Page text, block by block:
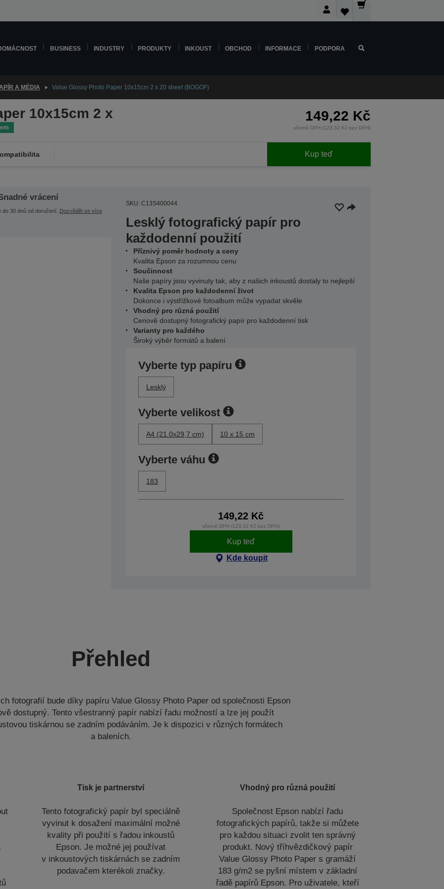
BUSINESS INDUSTRY PRODUKTY INKOUST OBCHOD INFORMACE PODPORA
A MÉDIA Value Glossy Photo Paper 10x15cm 2 x 20 sheet (BOGOF)
10x15cm 2 x
149,22 Kč
včetně DPH (123,32 Kč bez DPH)
Kup teď
vrácení
do 30 dnů od doručení. Dozvědět se více
SKU: C13S400044
Lesklý fotografický papír pro
každodenní použití
Příznivý poměr hodnoty a ceny
Kvalita Epson za rozumnou cenu
Součinnost
Naše papíry jsou vyvinuty tak, aby z našich inkoustů dostaly to nejlepší
Kvalita Epson pro každodenní život
Dokonce i výstřižkové fotoalbum může vypadat skvěle
Vhodný pro různá použití
Cenově dostupný fotografický papír pro každodenní tisk
Varianty pro každého
Široký výběr formátů a balení
Vyberte typ papíru
Lesklý
Vyberte velikost
A4 (21.0x29,7 cm) 10 x 15 cm
Vyberte váhu
183
149,22 Kč
včetně DPH (123,32 Kč bez DPH)
Kup teď
Kde koupit
Přehled
fotografií bude díky papíru Value Glossy Photo Paper od společnosti Epson
dostupný. Tento všestranný papír nabízí řadu možností a lze jej použít
tiskárnou se zadním podáváním. Je k dispozici v různých formátech
a baleních.
Tisk je partnerství
Tento fotografický papír byl speciálně
vyvinut k dosažení maximální možné
kvality při použití s řadou inkoustů
Epson. Je možné jej používat
v inkoustových tiskárnách se zadním
podavačem kterékoli značky.
Vhodný pro různá použití
Společnost Epson nabízí řadu
fotografických papírů, takže si můžete
pro každou situaci zvolit ten správný
produkt. Nový tříhvězdičkový papír
Value Glossy Photo Paper s gramáží
183 g/m2 se pyšní místem v základní
řadě papírů Epson. Pro uživatele, kteří